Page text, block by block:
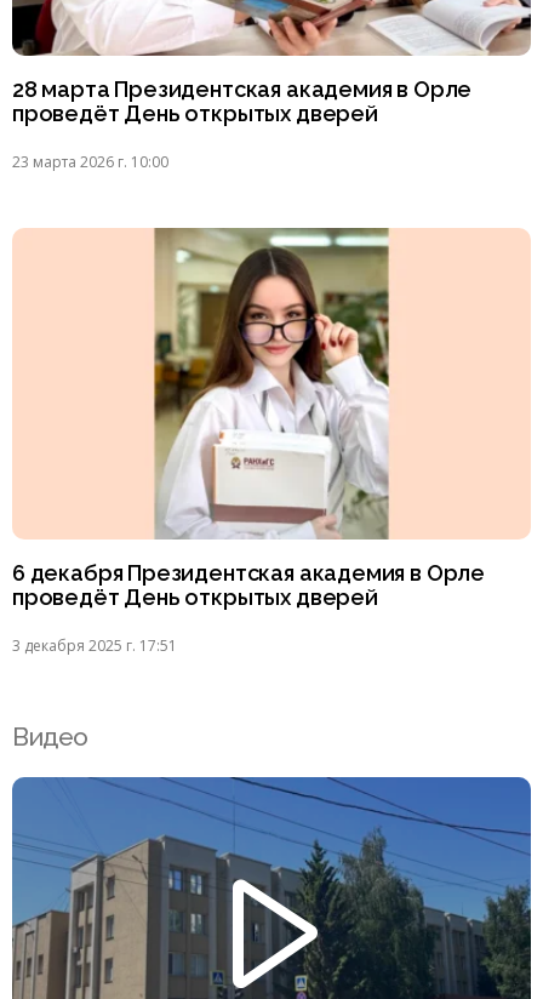
28 марта Президентская академия в Орле
проведёт День открытых дверей
23 марта 2026 г. 10:00
6 декабря Президентская академия в Орле
проведёт День открытых дверей
3 декабря 2025 г. 17:51
Видео